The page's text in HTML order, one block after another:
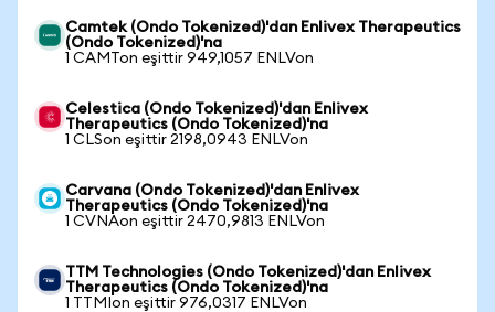
Camtek (Ondo Tokenized)'dan Enlivex Therapeutics
(Ondo Tokenized)'na
1 CAMTon eşittir 949,1057 ENLVon
Celestica (Ondo Tokenized)'dan Enlivex
Therapeutics (Ondo Tokenized)'na
1 CLSon eşittir 2198,0943 ENLVon
Carvana (Ondo Tokenized)'dan Enlivex
Therapeutics (Ondo Tokenized)'na
1 CVNAon eşittir 2470,9813 ENLVon
TTM Technologies (Ondo Tokenized)'dan Enlivex
Therapeutics (Ondo Tokenized)'na
1 TTMIon eşittir 976,0317 ENLVon